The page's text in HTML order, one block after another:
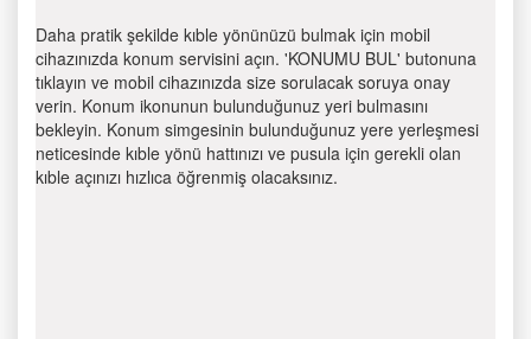
Daha pratik şekilde kıble yönünüzü bulmak için mobil
cihazınızda konum servisini açın. 'KONUMU BUL' butonuna
tıklayın ve mobil cihazınızda size sorulacak soruya onay
verin. Konum ikonunun bulunduğunuz yeri bulmasını
bekleyin. Konum simgesinin bulunduğunuz yere yerleşmesi
neticesinde kıble yönü hattınızı ve pusula için gerekli olan
kıble açınızı hızlıca öğrenmiş olacaksınız.